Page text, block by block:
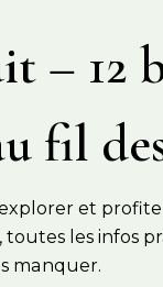
– 12
fil
et
les infos
manquer.